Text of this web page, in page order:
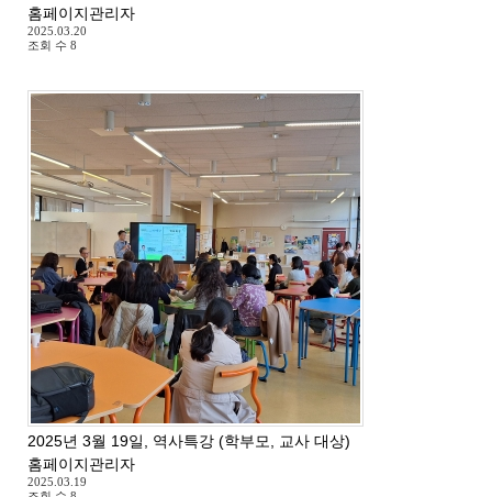
홈페이지관리자
2025.03.20
조회 수 8
2025년 3월 19일, 역사특강 (학부모, 교사 대상)
홈페이지관리자
2025.03.19